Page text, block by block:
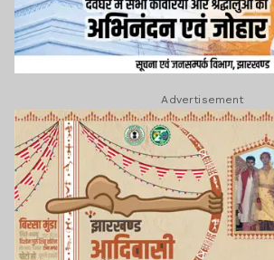
Advertisement